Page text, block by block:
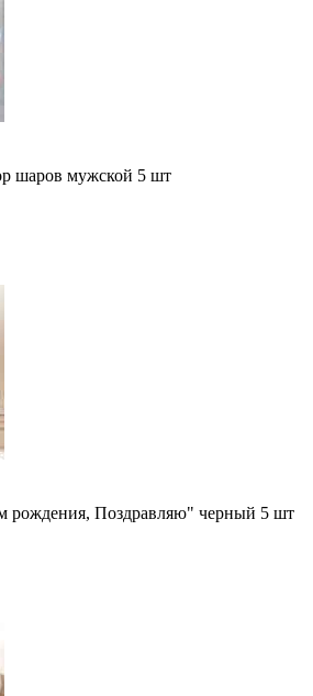
шаров мужской 5 шт
рождения, Поздравляю" черный 5 шт